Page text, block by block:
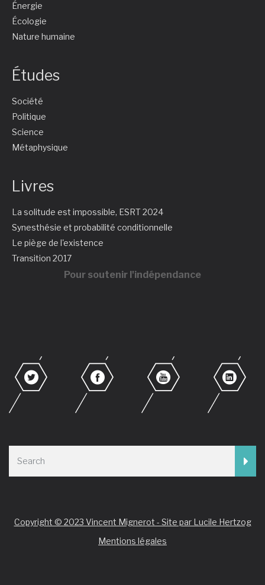
Énergie
Écologie
Nature humaine
Études
Société
Politique
Science
Métaphysique
Livres
La solitude est impossible, ESRT 2024
Synesthésie et probabilité conditionnelle
Le piège de l'existence
Transition 2017
Pour soutenir l'indépendance
Copyright © 2023 Vincent Mignerot - Site par Lucile Hertzog
Mentions légales